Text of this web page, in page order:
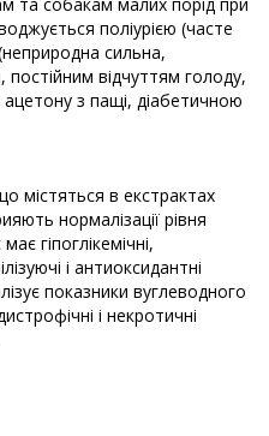
та собакам малих порід при
поліурією (часте
сильна,
відчуттям голоду,
з пащі, діабетичною
містяться в екстрактах
нормалізації рівня
гіпоглікемічні,
і антиоксидантні
показники вуглеводного
і некротичні